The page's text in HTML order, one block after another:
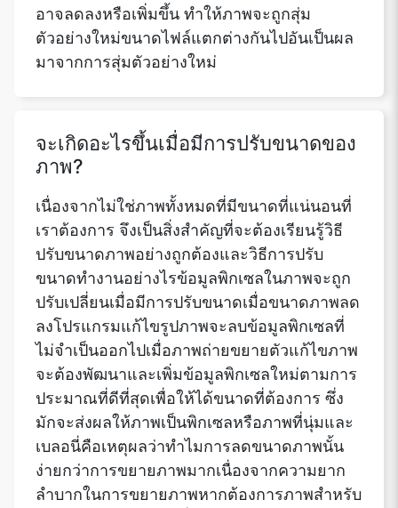
อาจลดลงหรือเพิ่มขึ้น ทำให้ภาพจะถูกสุ่ม
ตัวอย่างใหม่ขนาดไฟล์แตกต่างกันไปอันเป็นผล
มาจากการสุ่มตัวอย่างใหม่
จะเกิดอะไรขึ้นเมื่อมีการปรับขนาดของ
ภาพ?
เนื่องจากไม่ใช่ภาพทั้งหมดที่มีขนาดที่แน่นอนที่
เราต้องการ จึงเป็นสิ่งสำคัญที่จะต้องเรียนรู้วิธี
ปรับขนาดภาพอย่างถูกต้องและวิธีการปรับ
ขนาดทำงานอย่างไรข้อมูลพิกเซลในภาพจะถูก
ปรับเปลี่ยนเมื่อมีการปรับขนาดเมื่อขนาดภาพลด
ลงโปรแกรมแก้ไขรูปภาพจะลบข้อมูลพิกเซลที่
ไม่จำเป็นออกไปเมื่อภาพถ่ายขยายตัวแก้ไขภาพ
จะต้องพัฒนาและเพิ่มข้อมูลพิกเซลใหม่ตามการ
ประมาณที่ดีที่สุดเพื่อให้ได้ขนาดที่ต้องการ ซึ่ง
มักจะส่งผลให้ภาพเป็นพิกเซลหรือภาพที่นุ่มและ
เบลอนี่คือเหตุผลว่าทำไมการลดขนาดภาพนั้น
ง่ายกว่าการขยายภาพมากเนื่องจากความยาก
ลำบากในการขยายภาพหากต้องการภาพสำหรับ